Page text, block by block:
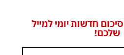
חדשות יומי למייל
שלכם!